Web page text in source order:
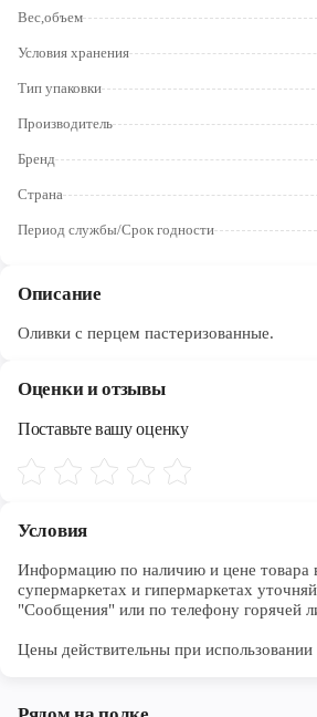
Вес,объем
Условия хранения
Тип упаковки
Производитель
Бренд
Страна
Период службы/Срок годности
Описание
Оливки с перцем пастеризованные.
Оценки и отзывы
Поставьте вашу оценку
Условия
Информацию по наличию и цене товара
супермаркетах и гипермаркетах
"Сообщения" или по телефону горячей
Цены действительны при